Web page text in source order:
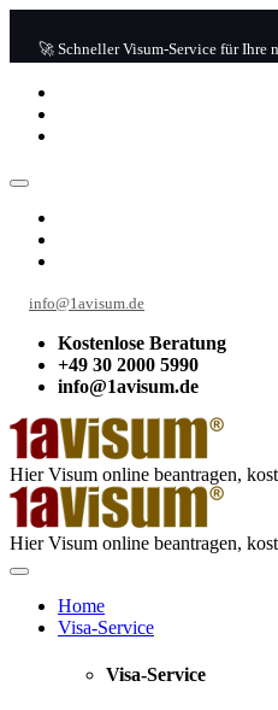
🚀 Schneller Visum-Service für Ihre
info@1avisum.de
Kostenlose Beratung
+49 30 2000 5990
info@1avisum.de
Hier Visum online beantragen,
Hier Visum online beantragen,
Home
Visa-Service
Visa-Service